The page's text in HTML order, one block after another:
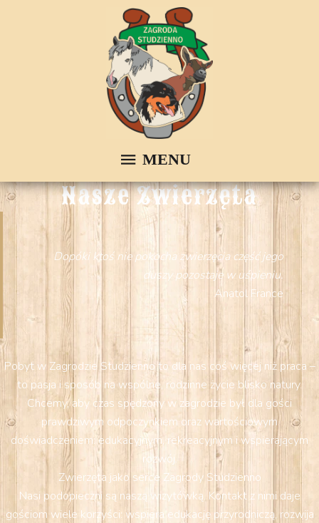
Nasze Zwierzęta
Dopóki ktoś nie pokocha zwierzęcia część jego
duszy pozostaje w uśpieniu.
Anatol France
Pobyt w Zagrodzie Studzienno to dla nas coś więcej niż praca –
to pasja i sposób na wspólne, rodzinne życie blisko natury.
Chcemy, aby czas spędzony w zagrodzie był dla gości
prawdziwym odpoczynkiem oraz wartościowym
doświadczeniem: edukacyjnym, rekreacyjnym i wspierającym
rozwój.
Zwierzęta jako serce Zagrody Studzienno
Nasi podopieczni są naszą wizytówką. Kontakt z nimi daje
gościom wiele korzyści: wspiera edukację przyrodniczą, rozwija